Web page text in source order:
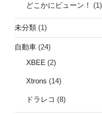
どこかにビューン！ (1)
未分類 (1)
自動車 (24)
XBEE (2)
Xtrons (14)
ドラレコ (8)